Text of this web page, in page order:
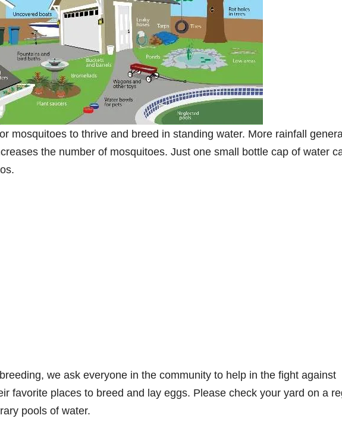
mosquitoes to thrive and breed in standing water. More rainfall
the number of mosquitoes. Just one small bottle cap of water
we ask everyone in the community to help in the fight against
favorite places to breed and lay eggs. Please check your yard on a
pools of water.